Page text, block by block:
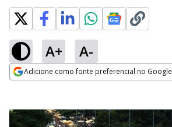
A+ A-
Adicione como fonte preferencial no Google